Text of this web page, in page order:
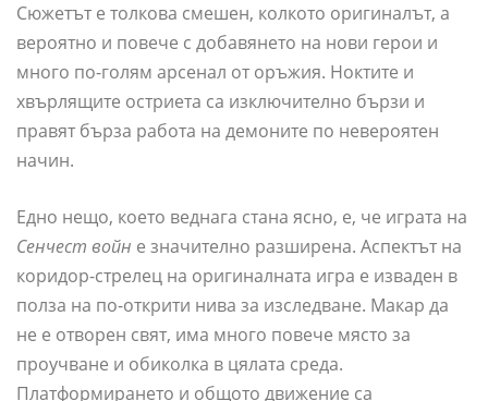
Сюжетът е толкова смешен, колкото оригиналът, а
вероятно и повече с добавянето на нови герои и
много по-голям арсенал от оръжия. Ноктите и
хвърлящите остриета са изключително бързи и
правят бърза работа на демоните по невероятен
начин.
Едно нещо, което веднага стана ясно, е, че играта на
Сенчест войн е значително разширена. Аспектът на
коридор-стрелец на оригиналната игра е изваден в
полза на по-открити нива за изследване. Макар да
не е отворен свят, има много повече място за
проучване и обиколка в цялата среда.
Платформирането и общото движение са